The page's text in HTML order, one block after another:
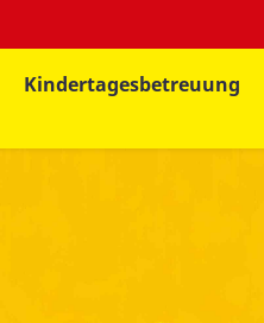
Kindertagesbetreuung